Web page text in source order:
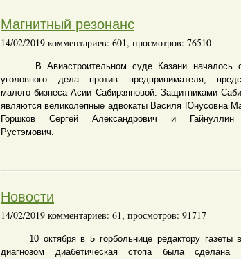
Магнитный резонанс
14/02/2019 комментариев: 601, просмотров: 76510
В Авиастроительном суде Казани началось
уголовного дела против предпринимателя,
малого бизнеса Асии Сабирзяновой. Защитниками
являются великолепные адвокаты Василя Юнусовна
Горшков Сергей Александрович и
Рустэмович.
Новости
14/02/2019 комментариев: 61, просмотров: 91717
10 октября в 5 горбольнице редактору газеты
диагнозом диабетическая стопа была сделана